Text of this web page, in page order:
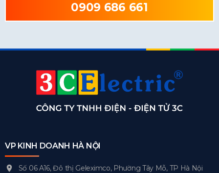
0909 686 661
VP KINH DOANH HÀ NỘI
Số 06 A16, Đô thị Geleximco, Phường Tây Mỗ, TP Hà Nội